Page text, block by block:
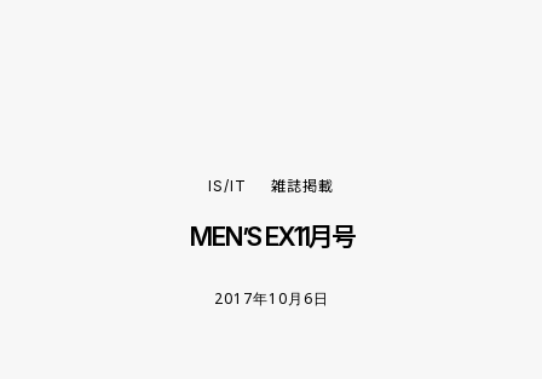
IS/IT 雑誌掲載
MEN’S EX11月号
2017年10月6日